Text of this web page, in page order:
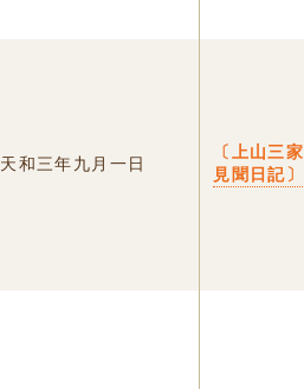
天和三年九月一日
〔上山三家
見聞日記〕